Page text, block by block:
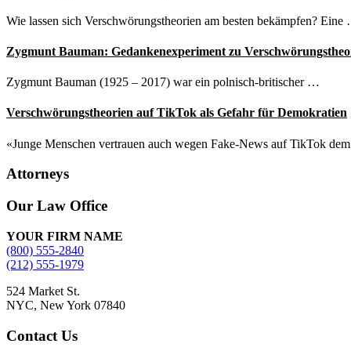
Wie lassen sich Verschwörungstheorien am besten bekämpfen? Eine
Zygmunt Bauman: Gedankenexperiment zu
Zygmunt Bauman (1925 – 2017) war ein polnisch-britischer …
Verschwörungstheorien auf TikTok als Gefahr für Demokratien
«Junge Menschen vertrauen auch wegen Fake-News auf TikTok
Attorneys
Site
Footer
Our Law Office
YOUR FIRM NAME
(800) 555-2840
(212) 555-1979
524 Market St.
NYC, New York 07840
Contact Us